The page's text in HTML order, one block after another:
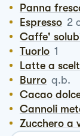
Panna
Espresso 2
Caffe'
Tuorlo 1
Latte a
Burro q.b.
Cacao
Cannoli
Zucchero a